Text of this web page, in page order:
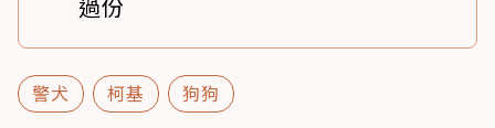
過份
警犬 柯基 狗狗